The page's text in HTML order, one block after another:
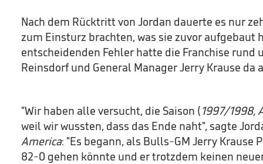
Nach dem Rücktritt von Jordan dauerte es nur
zum Einsturz brachten, was sie zuvor aufgebaut
entscheidenden Fehler hatte die Franchise rund
Reinsdorf und General Manager Jerry Krause da
"Wir haben alle versucht, die Saison (1997/1998,
weil wir wussten, dass das Ende naht", sagte
America: "Es begann, als Bulls-GM Jerry Krause
82-0 gehen könnte und er trotzdem keinen